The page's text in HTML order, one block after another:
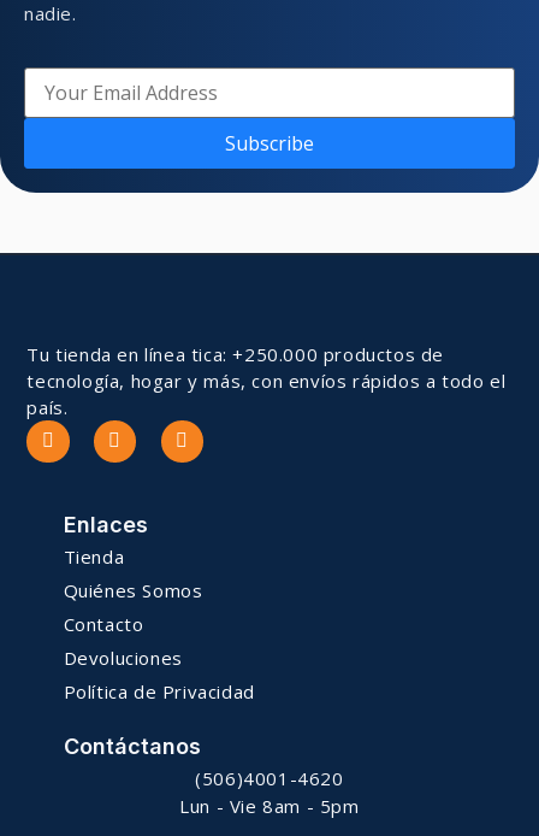
nadie.
Subscribe
Tu tienda en línea tica: +250.000 productos de
tecnología, hogar y más, con envíos rápidos a todo el
país.
Enlaces
Tienda
Quiénes Somos
Contacto
Devoluciones
Política de Privacidad
Contáctanos
(506)4001-4620
Lun - Vie 8am - 5pm